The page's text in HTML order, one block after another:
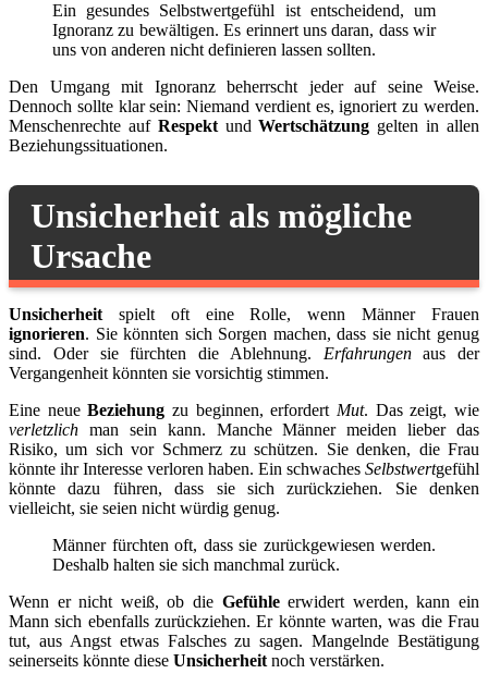
Ein gesundes Selbstwertgefühl ist entscheidend, um
Ignoranz zu bewältigen. Es erinnert uns daran, dass wir
uns von anderen nicht definieren lassen sollten.
Den Umgang mit Ignoranz beherrscht jeder auf seine Weise.
Dennoch sollte klar sein: Niemand verdient es, ignoriert zu werden.
Menschenrechte auf RespektundWertschätzung gelten in allen
Beziehungssituationen.
Unsicherheit als mögliche
Ursache
Unsicherheit spielt oft eine Rolle, wenn Männer Frauen
ignorieren. Sie könnten sich Sorgen machen, dass sie nicht genug
sind. Oder sie fürchten die Ablehnung. Erfahrungenaus der
Vergangenheit könnten sie vorsichtig stimmen.
Eine neueBeziehung zu beginnen, erfordert Mut. Das zeigt, wie
verletzlich man sein kann. Manche Männer meiden lieber das
Risiko, um sich vor Schmerz zu schützen. Sie denken, die Frau
könnte ihr Interesse verloren haben. Ein schwaches Selbstwertgefühl
könnte dazu führen, dass sie sich zurückziehen. Sie denken
vielleicht, sie seien nicht würdig genug.
Männer fürchten oft, dass sie zurückgewiesen werden.
Deshalb halten sie sich manchmal zurück.
Wenn er nicht weiß, ob die Gefühleerwidert werden, kann ein
Mann sich ebenfalls zurückziehen. Er könnte warten, was die Frau
tut, aus Angst etwas Falsches zu sagen. Mangelnde Bestätigung
seinerseits könnte diese Unsicherheit noch verstärken.